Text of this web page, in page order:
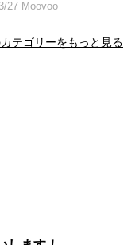
27 Moovoo
テゴリーをもっと見る